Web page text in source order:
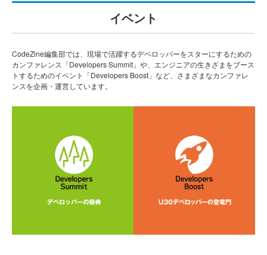
イベント
CodeZine編集部では、現場で活躍するデベロッパーをスターにするための
カンファレンス「Developers Summit」や、エンジニアの生きざまをブース
トするためのイベント「Developers Boost」など、さまざまなカンファレ
ンスを企画・運営しています。